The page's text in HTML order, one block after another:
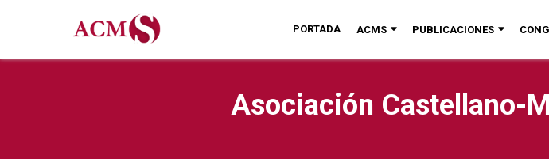
PORTADA ACMS PUBLICACIONES
Asociación Castellano-